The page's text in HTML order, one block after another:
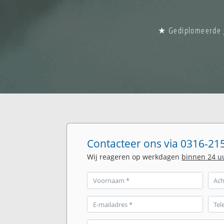
★ Gediplomeerde
Contacteer ons via 0316-
Wij reageren op werkdagen binnen 24